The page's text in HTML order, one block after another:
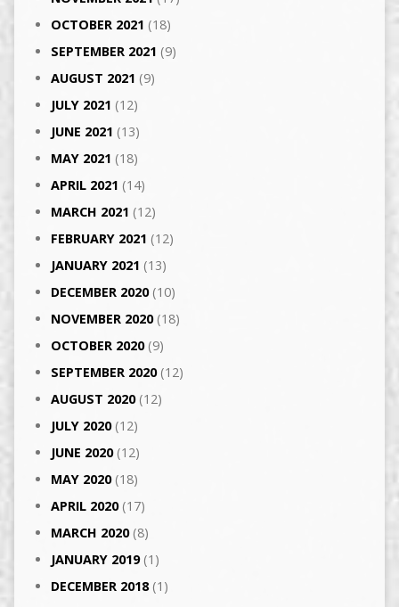
OCTOBER 2021 (18)
SEPTEMBER 2021 (9)
AUGUST 2021 (9)
JULY 2021 (12)
JUNE 2021 (13)
MAY 2021 (18)
APRIL 2021 (14)
MARCH 2021 (12)
FEBRUARY 2021 (12)
JANUARY 2021 (13)
DECEMBER 2020(10)
NOVEMBER 2020(18)
OCTOBER 2020(9)
SEPTEMBER 2020(12)
AUGUST 2020(12)
JULY 2020(12)
JUNE 2020(12)
MAY 2020(18)
APRIL 2020(17)
MARCH 2020(8)
JANUARY 2019(1)
DECEMBER 2018(1)